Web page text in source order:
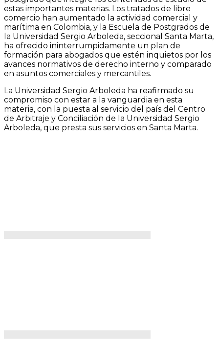
estas importantes materias. Los tratados de libre
comercio han aumentado la actividad comercial y
marítima en Colombia, y la Escuela de Postgrados de
la Universidad Sergio Arboleda, seccional Santa Marta,
ha ofrecido ininterrumpidamente un plan de
formación para abogados que estén inquietos por los
avances normativos de derecho interno y comparado
en asuntos comerciales y mercantiles.
La Universidad Sergio Arboleda ha reafirmado su
compromiso con estar a la vanguardia en esta
materia, con la puesta al servicio del país del Centro
de Arbitraje y Conciliación de la Universidad Sergio
Arboleda, que presta sus servicios en Santa Marta.